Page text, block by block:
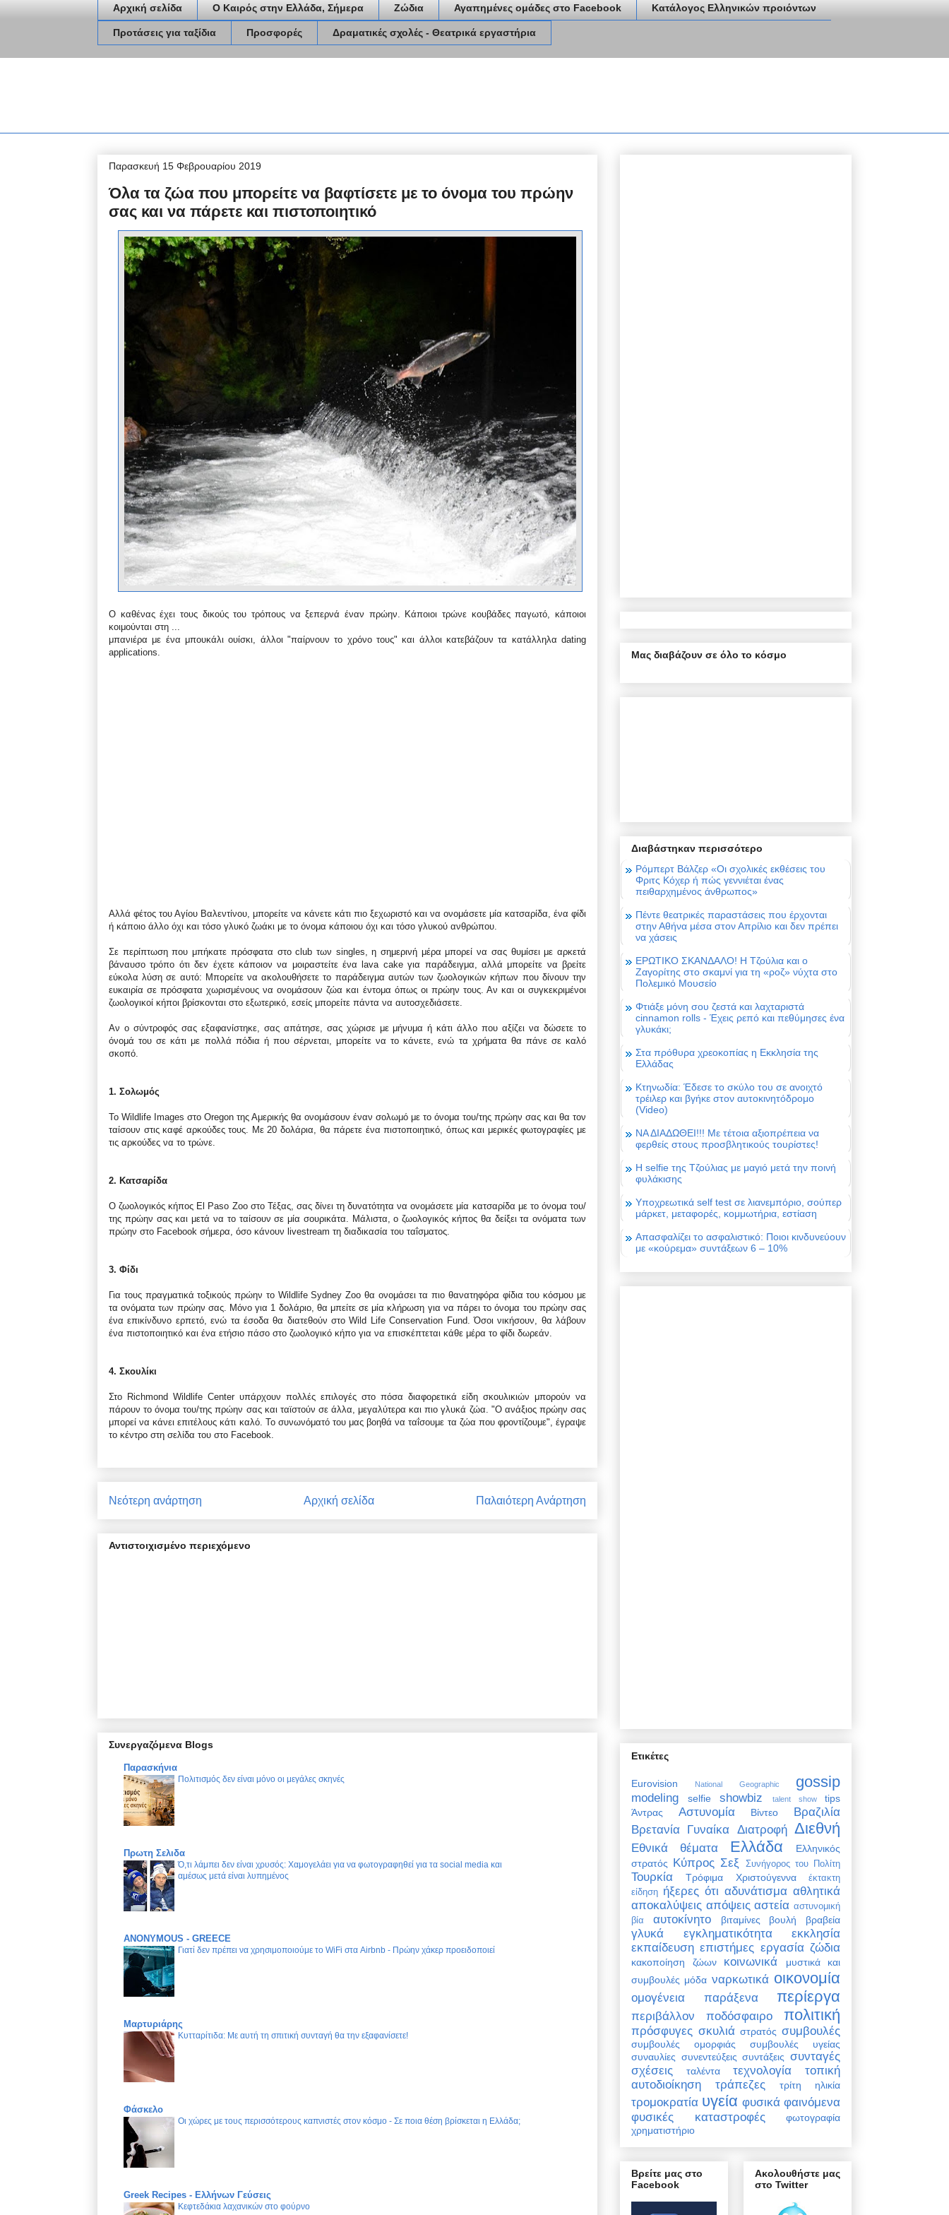
Αρχική σελίδα Ο Καιρός στην Ελλάδα, Σήμερα Ζώδια Αγαπημένες ομάδες στο Facebook Κατάλογος Ελληνικών προιόντων
Προτάσεις για ταξίδια Προσφορές Δραματικές σχολές - Θεατρικά εργαστήρια
Παρασκευή 15 Φεβρουαρίου 2019
Όλα τα ζώα που μπορείτε να βαφτίσετε με το όνομα του πρώην
σας και να πάρετε και πιστοποιητικό
Ο καθένας έχει τους δικούς του τρόπους να ξεπερνά έναν πρώην. Κάποιοι τρώνε κουβάδες παγωτό, κάποιοι
κοιμούνται στη ...
μπανιέρα με ένα μπουκάλι ουίσκι, άλλοι "παίρνουν το χρόνο τους" και άλλοι κατεβάζουν τα κατάλληλα dating
applications.
Aλλά φέτος του Αγίου Βαλεντίνου, μπορείτε να κάνετε κάτι πιο ξεχωριστό και να ονομάσετε μία κατσαρίδα, ένα φίδι
ή κάποιο άλλο όχι και τόσο γλυκό ζωάκι με το όνομα κάποιου όχι και τόσο γλυκού ανθρώπου.
Σε περίπτωση που μπήκατε πρόσφατα στο club των singles, η σημερινή μέρα μπορεί να σας θυμίσει με αρκετά
βάναυσο τρόπο ότι δεν έχετε κάποιον να μοιραστείτε ένα lava cake για παράδειγμα, αλλά μπορείτε να βρείτε
εύκολα λύση σε αυτό: Μπορείτε να ακολουθήσετε το παράδειγμα αυτών των ζωολογικών κήπων που δίνουν την
ευκαιρία σε πρόσφατα χωρισμένους να ονομάσουν ζώα και έντομα όπως οι πρώην τους. Αν και οι συγκεκριμένοι
ζωολογικοί κήποι βρίσκονται στο εξωτερικό, εσείς μπορείτε πάντα να αυτοσχεδιάσετε.
Αν ο σύντροφός σας εξαφανίστηκε, σας απάτησε, σας χώρισε με μήνυμα ή κάτι άλλο που αξίζει να δώσετε το
όνομά του σε κάτι με πολλά πόδια ή που σέρνεται, μπορείτε να το κάνετε, ενώ τα χρήματα θα πάνε σε καλό
σκοπό.
1. Σολωμός
Το Wildlife Images στο Oregon της Αμερικής θα ονομάσουν έναν σολωμό με το όνομα του/της πρώην σας και θα τον
ταίσουν στις καφέ αρκούδες τους. Με 20 δολάρια, θα πάρετε ένα πιστοποιητικό, όπως και μερικές φωτογραφίες με
τις αρκούδες να το τρώνε.
2. Κατσαρίδα
O ζωολογικός κήπος El Paso Zoo στο Τέξας, σας δίνει τη δυνατότητα να ονομάσετε μία κατσαρίδα με το όνομα του/
της πρώην σας και μετά να το ταίσουν σε μία σουρικάτα. Μάλιστα, ο ζωολογικός κήπος θα δείξει τα ονόματα των
πρώην στο Facebook σήμερα, όσο κάνουν livestream τη διαδικασία του ταΐσματος.
3. Φίδι
Για τους πραγματικά τοξικούς πρώην το Wildlife Sydney Zoo θα ονομάσει τα πιο θανατηφόρα φίδια του κόσμου με
τα ονόματα των πρώην σας. Μόνο για 1 δολάριο, θα μπείτε σε μία κλήρωση για να πάρει το όνομα του πρώην σας
ένα επικίνδυνο ερπετό, ενώ τα έσοδα θα διατεθούν στο Wild Life Conservation Fund. Όσοι νικήσουν, θα λάβουν
ένα πιστοποιητικό και ένα ετήσιο πάσο στο ζωολογικό κήπο για να επισκέπτεται κάθε μέρα το φίδι δωρεάν.
4. Σκουλίκι
Στο Richmond Wildlife Center υπάρχουν πολλές επιλογές στο πόσα διαφορετικά είδη σκουλικιών μπορούν να
πάρουν το όνομα του/της πρώην σας και ταϊστούν σε άλλα, μεγαλύτερα και πιο γλυκά ζώα. "Ο ανάξιος πρώην σας
μπορεί να κάνει επιτέλους κάτι καλό. Το συνωνόματό του μας βοηθά να ταΐσουμε τα ζώα που φροντίζουμε", έγραψε
το κέντρο στη σελίδα του στο Facebook.
Νεότερη ανάρτηση Παλαιότερη Ανάρτηση
Αρχική σελίδα
Αντιστοιχισμένο περιεχόμενο
Συνεργαζόμενα Blogs
Παρασκήνια
Πολιτισμός δεν είναι μόνο οι μεγάλες σκηνές
Πρωτη Σελιδα
Ό,τι λάμπει δεν είναι χρυσός: Χαμογελάει για να φωτογραφηθεί για τα social media και
αμέσως μετά είναι λυπημένος
ANONYMOUS - GREECE
Γιατί δεν πρέπει να χρησιμοποιούμε το WiFi στα Airbnb - Πρώην χάκερ προειδοποιεί
Μαρτυριάρης
Κυτταρίτιδα: Με αυτή τη σπιτική συνταγή θα την εξαφανίσετε!
Φάσκελο
Οι χώρες με τους περισσότερους καπνιστές στον κόσμο - Σε ποια θέση βρίσκεται η Ελλάδα;
Greek Recipes - Ελλήνων Γεύσεις
Κεφτεδάκια λαχανικών στο φούρνο
Μας διαβάζουν σε όλο το κόσμο
Διαβάστηκαν περισσότερο
Ρόμπερτ Βάλζερ «Οι σχολικές εκθέσεις του
Φριτς Κόχερ ή πώς γεννιέται ένας
πειθαρχημένος άνθρωπος»
Πέντε θεατρικές παραστάσεις που έρχονται
στην Αθήνα μέσα στον Απρίλιο και δεν πρέπει
να χάσεις
ΕΡΩΤΙΚΟ ΣΚΑΝΔΑΛΟ! Η Τζούλια και ο
Ζαγορίτης στο σκαμνί για τη «ροζ» νύχτα στο
Πολεμικό Μουσείο
Φτιάξε μόνη σου ζεστά και λαχταριστά
cinnamon rolls - Έχεις ρεπό και πεθύμησες ένα
γλυκάκι;
Στα πρόθυρα χρεοκοπίας η Εκκλησία της
Ελλάδας
Κτηνωδία: Έδεσε το σκύλο του σε ανοιχτό
τρέιλερ και βγήκε στον αυτοκινητόδρομο
(Video)
ΝΑ ΔΙΑΔΩΘΕΙ!!! Με τέτοια αξιοπρέπεια να
φερθείς στους προσβλητικούς τουρίστες!
Η selfie της Τζούλιας με μαγιό μετά την ποινή
φυλάκισης
Υποχρεωτικά self test σε λιανεμπόριο, σούπερ
μάρκετ, μεταφορές, κομμωτήρια, εστίαση
Απασφαλίζει το ασφαλιστικό: Ποιοι κινδυνεύουν
με «κούρεμα» συντάξεων 6 – 10%
Ετικέτες
Eurovision National Geographic gossip
modeling selfie showbiz talent show
tips
Άντρας
Αστυνομία Βίντεο
Βραζιλία
Βρετανία Γυναίκα Διατροφή Διεθνή
Εθνικά θέματα Ελλάδα
Ελληνικός
στρατός Κύπρος Σεξ Συνήγορος του Πολίτη
Τουρκία Τρόφιμα Χριστούγεννα
έκτακτη
είδηση ήξερες ότι αδυνάτισμα αθλητικά
αποκαλύψεις απόψεις αστεία αστυνομική
βία
αυτοκίνητο βιταμίνες βουλή βραβεία
γλυκά εγκληματικότητα
εκκλησία
εκπαίδευση επιστήμες εργασία ζώδια
κακοποίηση ζώων κοινωνικά
μυστικά και
συμβουλές μόδα ναρκωτικά οικονομία
ομογένεια παράξενα περίεργα
περιβάλλον ποδόσφαιρο πολιτική
πρόσφυγες σκυλιά στρατός συμβουλές
συμβουλές ομορφιάς
συμβουλές υγείας
συναυλίες συνεντεύξεις συντάξεις συνταγές
σχέσεις
ταλέντα τεχνολογία
τοπική
αυτοδιοίκηση
τράπεζες τρίτη ηλικία
τρομοκρατία υγεία φυσικά φαινόμενα
φυσικές καταστροφές
φωτογραφία
χρηματιστήριο
Βρείτε μας στο
Facebook
Ακολουθήστε μας
στο Twitter